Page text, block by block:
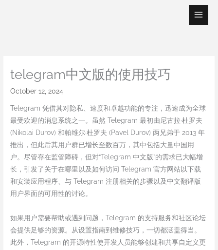
telegram中文版的使用技巧
October 12, 2024
Telegram 凭借其对隐私、速度和卓越功能的专注，迅速成为全球
最受欢迎的消息系统之一。虽然 Telegram 最初由尼古拉·杜罗夫
(Nikolai Durov) 和帕维尔·杜罗夫 (Pavel Durov) 两兄弟于 2013 年
推出，但此后其用户群已增长至数百万，其中包括大量中国用
户。尽管存在监管障碍，但对“Telegram 中文版”的需求已大幅增
长，引发了关于在哪里以及如何访问 Telegram 官方网站以下载
和安装应用程序、与 Telegram 注册相关的步骤以及中文翻译版
用户界面的可用性的讨论。
如果用户需要帮助或遇到问题，Telegram 的支持服务和社区论坛
会提供足够的资源。从设置指南到维修技巧，一切都涵盖得当。
此外，Telegram 的开源特性使开发人员能够创建和共享自定义更